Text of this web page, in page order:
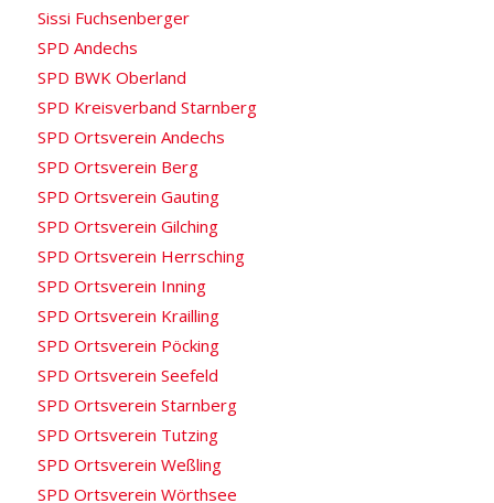
Sissi Fuchsenberger
SPD Andechs
SPD BWK Oberland
SPD Kreisverband Starnberg
SPD Ortsverein Andechs
SPD Ortsverein Berg
SPD Ortsverein Gauting
SPD Ortsverein Gilching
SPD Ortsverein Herrsching
SPD Ortsverein Inning
SPD Ortsverein Krailling
SPD Ortsverein Pöcking
SPD Ortsverein Seefeld
SPD Ortsverein Starnberg
SPD Ortsverein Tutzing
SPD Ortsverein Weßling
SPD Ortsverein Wörthsee